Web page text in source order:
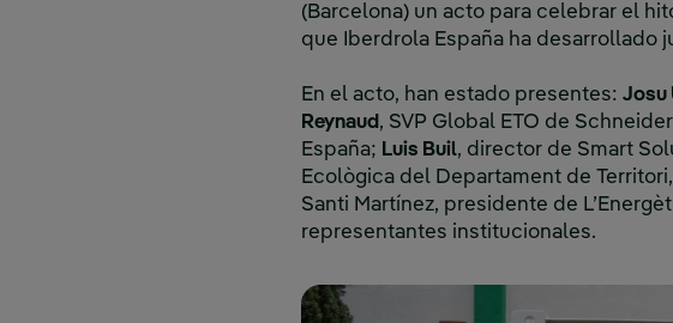
(Barcelona) un acto para celebrar el
que Iberdrola España ha desarrollado
En el acto, han estado presentes: Josu
Reynaud , SVP Global ETO de
España; Luis Buil, director de Smart
Ecològica del Departament de
Santi Martínez, presidente de
representantes institucionales.